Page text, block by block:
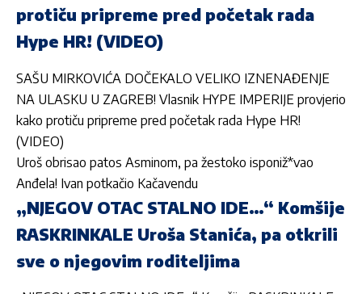
protiču pripreme pred početak rada
Hype HR! (VIDEO)
SAŠU MIRKOVIĆA DOČEKALO VELIKO IZNENAĐENJE
NA ULASKU U ZAGREB! Vlasnik HYPE IMPERIJE provjerio
kako protiču pripreme pred početak rada Hype HR!
(VIDEO)
Uroš obrisao patos Asminom, pa žestoko isponiž*vao
Anđela! Ivan potkačio Kačavendu
„NJEGOV OTAC STALNO IDE…“ Komšije
RASKRINKALE Uroša Stanića, pa otkrili
sve o njegovim roditeljima